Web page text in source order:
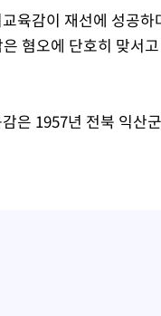
육감이 재선에 성공
혐오에 단호히 맞서
은 1957년 전북 익산